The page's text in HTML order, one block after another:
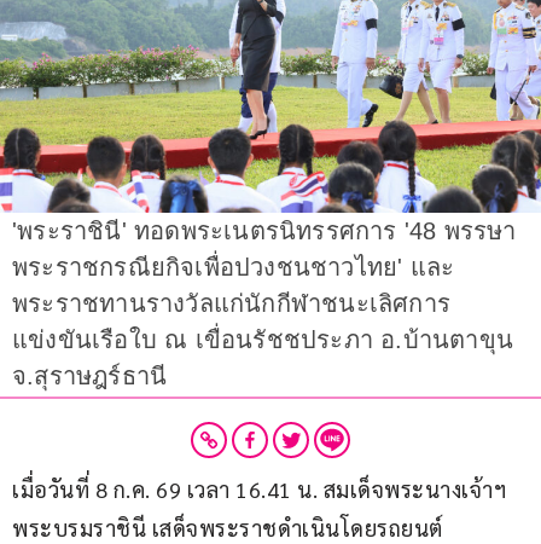
'พระราชินี' ทอดพระเนตรนิทรรศการ '48 พรรษา
พระราชกรณียกิจเพื่อปวงชนชาวไทย' และ
พระราชทานรางวัลแก่นักกีฬาชนะเลิศการ
แข่งขันเรือใบ ณ เขื่อนรัชชประภา อ.บ้านตาขุน
จ.สุราษฎร์ธานี
เมื่อวันที่ 8 ก.ค. 69 เวลา 16.41 น. สมเด็จพระนางเจ้าฯ
พระบรมราชินี เสด็จพระราชดำเนินโดยรถยนต์